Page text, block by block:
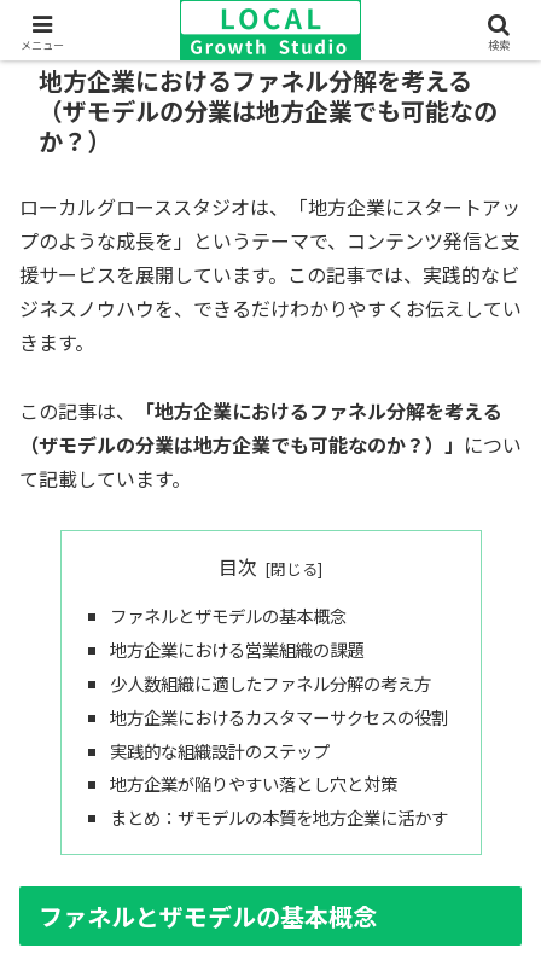
地方企業におけるファネル分解を考える
（ザモデルの分業は地方企業でも可能なの
か？）
ローカルグローススタジオは、「地方企業にスタートアッ
プのような成長を」というテーマで、コンテンツ発信と支
援サービスを展開しています。この記事では、実践的なビ
ジネスノウハウを、できるだけわかりやすくお伝えしてい
きます。
この記事は、
「地方企業におけるファネル分解を考える
（ザモデルの分業は地方企業でも可能なのか？）」 につい
て記載しています。
目次
ファネルとザモデルの基本概念
地方企業における営業組織の課題
少人数組織に適したファネル分解の考え方
地方企業におけるカスタマーサクセスの役割
実践的な組織設計のステップ
地方企業が陥りやすい落とし穴と対策
まとめ：ザモデルの本質を地方企業に活かす
ファネルとザモデルの基本概念
メニュー 検索